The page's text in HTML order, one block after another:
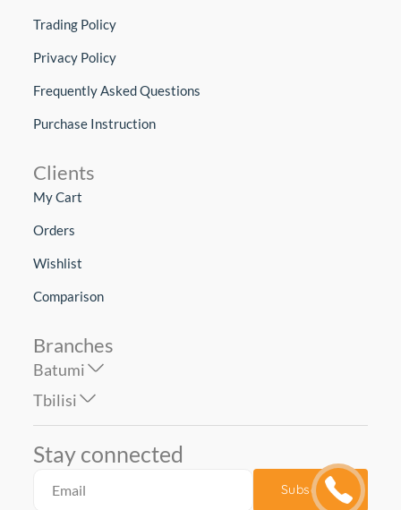
Trading Policy
Privacy Policy
Frequently Asked Questions
Purchase Instruction
Clients
My Cart
Orders
Wishlist
Comparison
Branches
Batumi
Tbilisi
Stay connected
Subscribe